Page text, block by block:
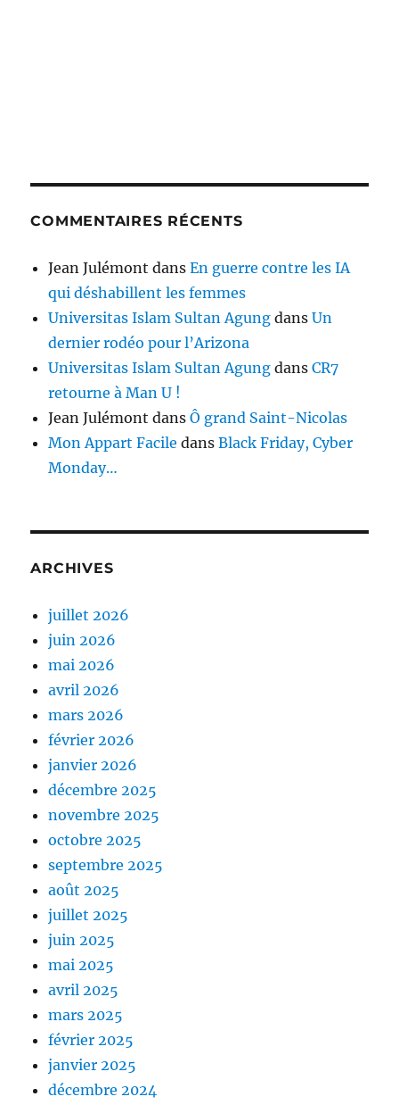
COMMENTAIRES RÉCENTS
Jean Julémont dansEn guerre contre les IA
qui déshabillent les femmes
Universitas Islam Sultan Agung dansUn
dernier rodéo pour l’Arizona
Universitas Islam Sultan Agung dansCR7
retourne à Man U !
Jean Julémont dansÔ grand Saint-Nicolas
Mon Appart Facile dansBlack Friday, Cyber
Monday…
ARCHIVES
juillet 2026
juin 2026
mai 2026
avril 2026
mars 2026
février 2026
janvier 2026
décembre 2025
novembre 2025
octobre 2025
septembre 2025
août 2025
juillet 2025
juin 2025
mai 2025
avril 2025
mars 2025
février 2025
janvier 2025
décembre 2024